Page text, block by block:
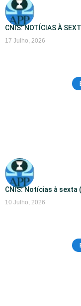
CNIS: NOTÍCIAS À
17 Julho, 2026
CNIS: Notícias à sexta
10 Julho, 2026